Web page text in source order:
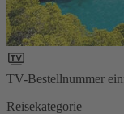
TV-Bestellnummer
Reisekategorie